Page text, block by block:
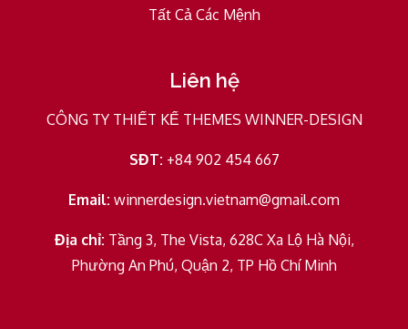
Tất Cả Các Mệnh
Liên hệ
CÔNG TY THIẾT KẾ THEMES WINNER-DESIGN
SĐT: +84 902 454 667
Email: winnerdesign.vietnam@gmail.com
Địa chỉ: Tầng 3, The Vista, 628C Xa Lộ Hà Nội,
Phường An Phú, Quận 2, TP Hồ Chí Minh